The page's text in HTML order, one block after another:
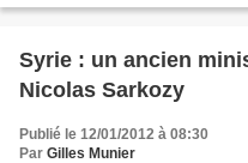
Syrie : un ancien
Nicolas Sarkozy
Publié le 12/01/2012 à 08:30
Par Gilles Munier